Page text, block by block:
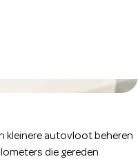
kleinere autovloot beheren
die gereden